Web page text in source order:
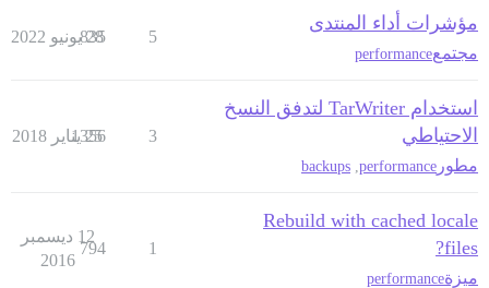
مؤشرات أداء المنتدى
مجتمعperformance
5
835
28 يونيو 2022
استخدام TarWriter لتدفق النسخ
الاحتياطي
مطور performance
backups
3
1356
25 يناير 2018
Rebuild with cached locale
files?
ميزةperformance
1
794
12 ديسمبر
2016